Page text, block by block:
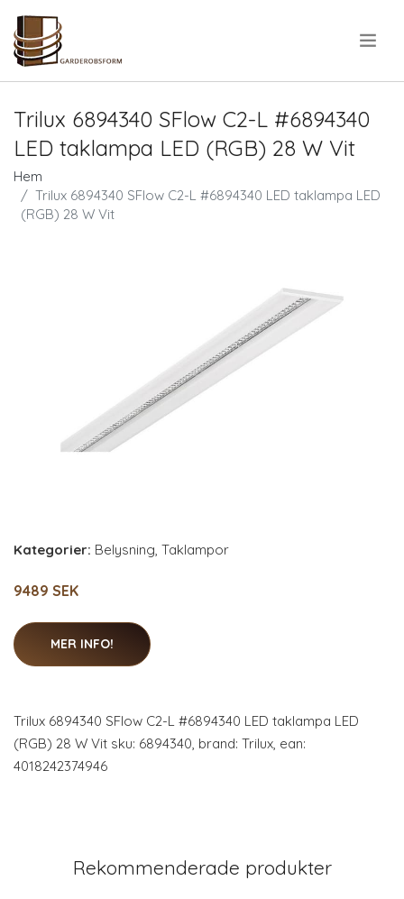
Trilux 6894340 SFlow C2-L #6894340
LED taklampa LED (RGB) 28 W Vit
Hem
Trilux 6894340 SFlow C2-L #6894340 LED taklampa LED
(RGB) 28 W Vit
Kategorier: Belysning Taklampor
9489 SEK
MER INFO!
Trilux 6894340 SFlow C2-L #6894340 LED taklampa LED
(RGB) 28 W Vit sku: 6894340, brand: Trilux, ean:
4018242374946
Rekommenderade produkter